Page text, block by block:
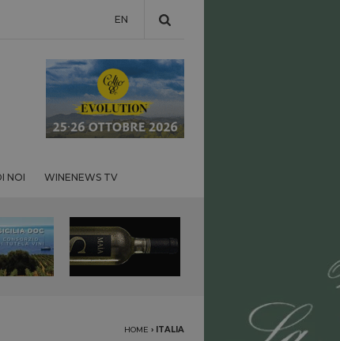
EN
NOI WINENEWS TV
HOME › ITALIA